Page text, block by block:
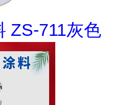
ZS-711灰色